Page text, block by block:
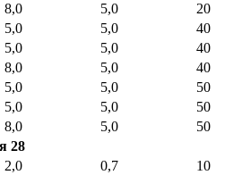
8,0 5,0
20
5,0 5,0
40
5,0 5,0
40
8,0 5,0
40
5,0 5,0
50
5,0 5,0
50
8,0 5,0
50
28
2,0 0,7
10